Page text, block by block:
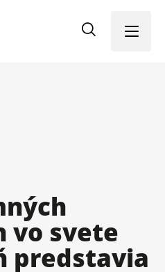
Menu
vo svete
predstavia